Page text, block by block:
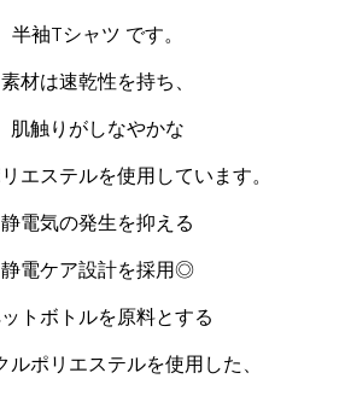
半袖Tシャツ です。
素材は速乾性を持ち、
肌触りがしなやかな
エステルを使用しています。
静電気の発生を抑える
静電ケア設計を採用◎
トボトルを原料とする
ルポリエステルを使用した、